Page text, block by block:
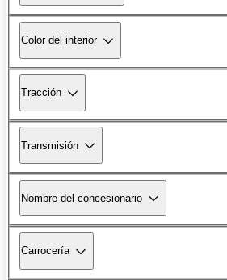
Color del interior
Tracción
Transmisión
Nombre del concesionario
Carrocería